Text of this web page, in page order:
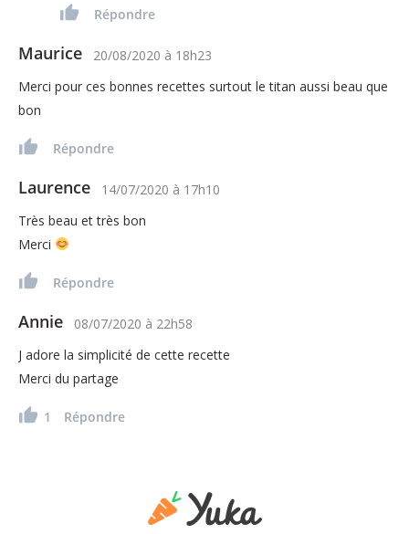
Répondre
Maurice 20/08/2020 à 18h23
Merci pour ces bonnes recettes surtout le titan aussi beau que
bon
Répondre
Laurence 14/07/2020 à 17h10
Très beau et très bon
Merci
Répondre
Annie 08/07/2020 à 22h58
J adore la simplicité de cette recette
Merci du partage
1 Répondre